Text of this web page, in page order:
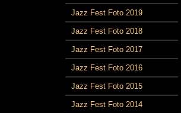
Jazz Fest Foto 2019
Jazz Fest Foto 2018
Jazz Fest Foto 2017
Jazz Fest Foto 2016
Jazz Fest Foto 2015
Jazz Fest Foto 2014